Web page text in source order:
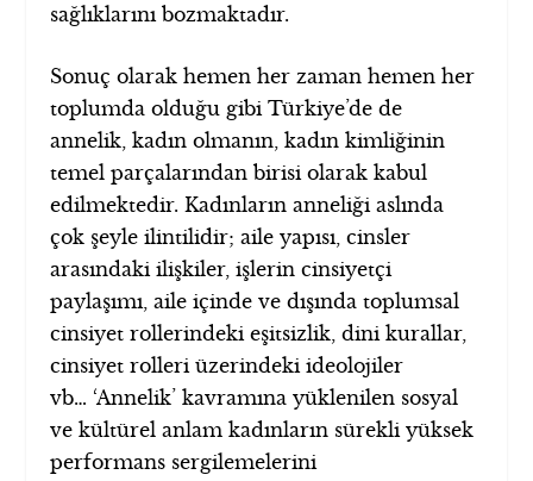
sağlıklarını bozmaktadır.
Sonuç olarak hemen her zaman hemen her
toplumda olduğu gibi Türkiye’de de
annelik, kadın olmanın, kadın kimliğinin
temel parçalarından birisi olarak kabul
edilmektedir. Kadınların anneliği aslında
çok şeyle ilintilidir; aile yapısı, cinsler
arasındaki ilişkiler, işlerin cinsiyetçi
paylaşımı, aile içinde ve dışında toplumsal
cinsiyet rollerindeki eşitsizlik, dini kurallar,
cinsiyet rolleri üzerindeki ideolojiler
vb… ‘Annelik’ kavramına yüklenilen sosyal
ve kültürel anlam kadınların sürekli yüksek
performans sergilemelerini